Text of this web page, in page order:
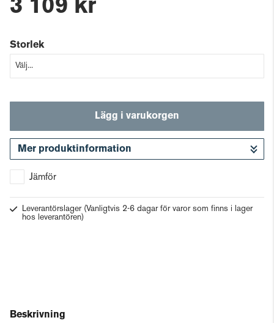
3 109 kr
Storlek
Lägg i varukorgen
Mer produktinformation
Jämför
Leverantörslager (Vanligtvis 2-6 dagar för varor som finns i lager
hos leverantören)
Beskrivning